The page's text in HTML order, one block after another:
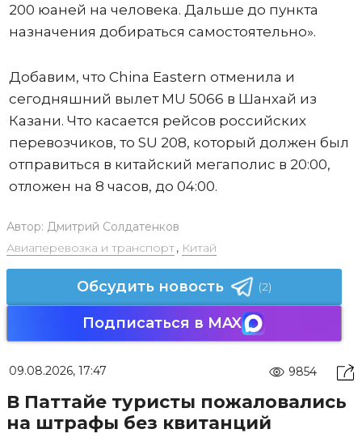
200 юаней на человека. Дальше до пункта
назначения добираться самостоятельно».
Добавим, что China Eastern отменила и
сегодняшний вылет MU 5066 в Шанхай из
Казани. Что касается рейсов российских
перевозчиков, то SU 208, который должен был
отправиться в китайский мегаполис в 20:00,
отложен на 8 часов, до 04:00.
Автор: Дмитрий Солдатенков
Авиаперевозка и транспорт, Китай
Обсудить новость (2)
Подписаться в MAX
09.08.2026, 17:47 9854
В Паттайе туристы пожаловались
на штрафы без квитанций